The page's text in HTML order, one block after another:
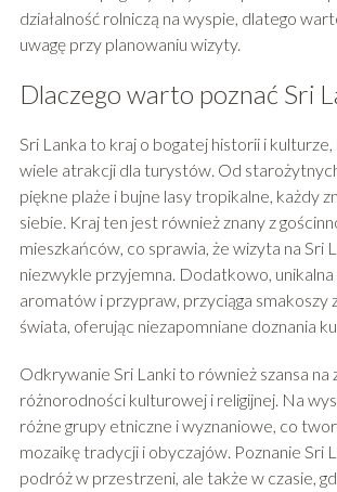
działalność rolniczą na wyspie, dlatego
uwagę przy planowaniu wizyty.
Dlaczego warto poznać Sri
Sri Lanka to kraj o bogatej historii i
wiele atrakcji dla turystów. Od
piękne plaże i bujne lasy tropikalne, każdy
siebie. Kraj ten jest również znany z
mieszkańców, co sprawia, że wizyta na Sri
niezwykle przyjemna. Dodatkowo, unikalna
aromatów i przypraw, przyciąga smakoszy
świata, oferując niezapomniane doznania
Odkrywanie Sri Lanki to również szansa na
różnorodności kulturowej i religijnej. Na
różne grupy etniczne i wyznaniowe, co
mozaikę tradycji i obyczajów. Poznanie Sri
podróż w przestrzeni, ale także w czasie,